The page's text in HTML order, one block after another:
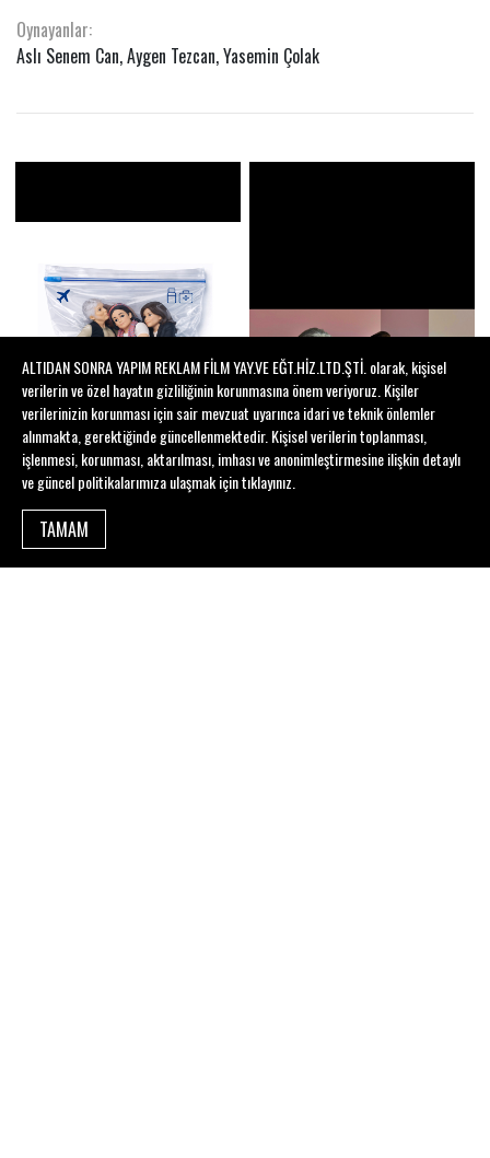
Oynayanlar:
Aslı Senem Can, Aygen Tezcan, Yasemin Çolak
ALTIDAN SONRA YAPIM REKLAM FİLM YAY.VE EĞT.HİZ.LTD.ŞTİ. olarak, kişisel
verilerin ve özel hayatın gizliliğinin korunmasına önem veriyoruz. Kişiler
verilerinizin korunması için sair mevzuat uyarınca idari ve teknik önlemler
alınmakta, gerektiğinde güncellenmektedir. Kişisel verilerin toplanması,
işlenmesi, korunması, aktarılması, imhası ve anonimleştirmesine ilişkin detaylı
ve güncel politikalarımıza ulaşmak içintıklayınız
TAMAM